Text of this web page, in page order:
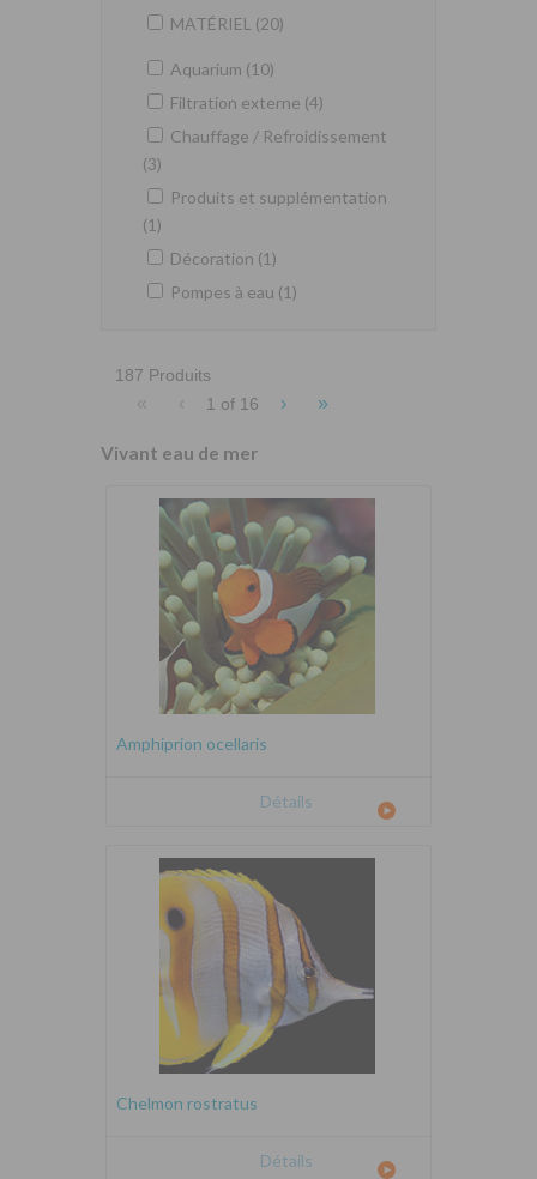
MATÉRIEL (20)
Aquarium (10)
Filtration externe (4)
Chauffage / Refroidissement
(3)
Produits et supplémentation
(1)
Décoration (1)
Pompes à eau (1)
187 Produits
« ‹ 1 of 16 › »
Vivant eau de mer
Amphiprion ocellaris
Détails
Chelmon rostratus
Détails